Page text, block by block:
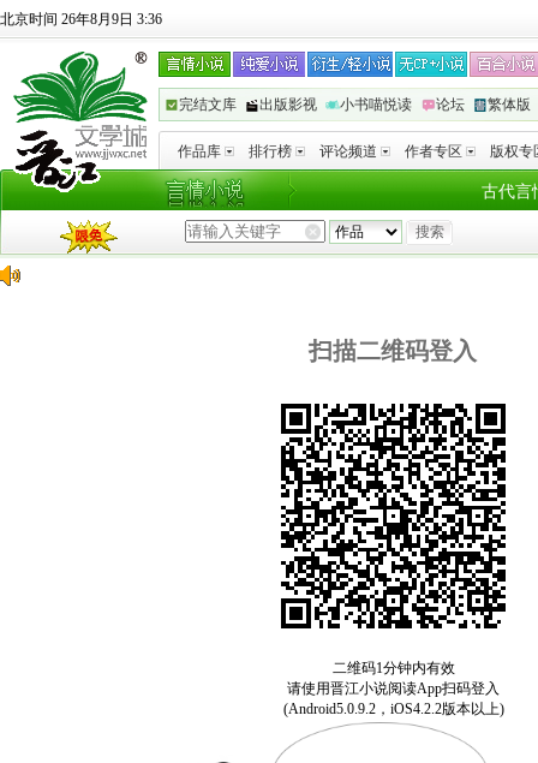
北京时间 26年8月9日 3:36
完结文库 出版影视 小书喵悦读 论坛 繁体版
作品库 排行榜 评论频道 作者专区 版权专
古代言
扫描二维码登入